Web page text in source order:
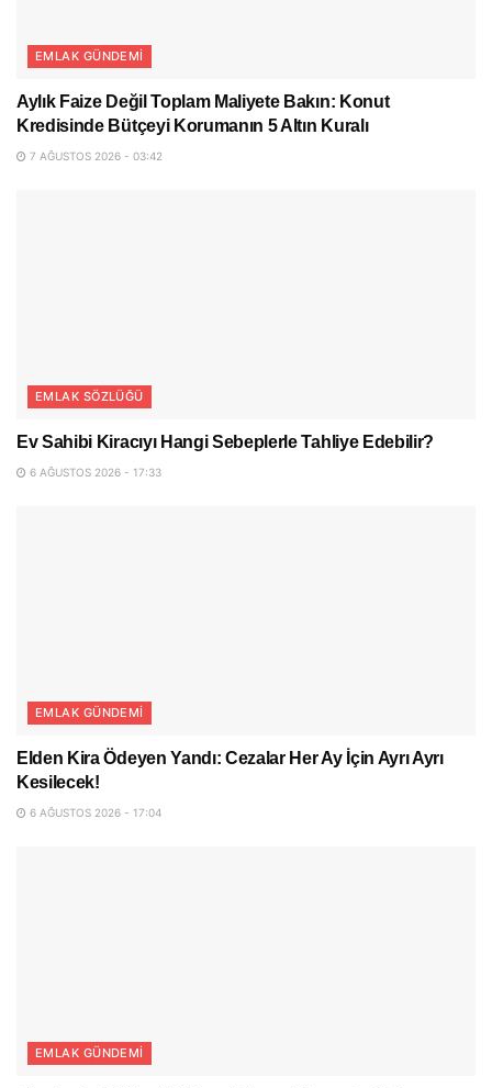
EMLAK GÜNDEMI
Aylık Faize Değil Toplam Maliyete Bakın: Konut
Kredisinde Bütçeyi Korumanın 5 Altın Kuralı
7 AĞUSTOS 2026 - 03:42
EMLAK SÖZLÜĞÜ
Ev Sahibi Kiracıyı Hangi Sebeplerle Tahliye Edebilir?
6 AĞUSTOS 2026 - 17:33
EMLAK GÜNDEMI
Elden Kira Ödeyen Yandı: Cezalar Her Ay İçin Ayrı Ayrı
Kesilecek!
6 AĞUSTOS 2026 - 17:04
EMLAK GÜNDEMI